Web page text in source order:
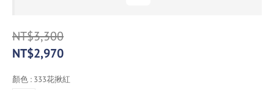
NT$3,300
NT$2,970
顏色 : 333花揪紅